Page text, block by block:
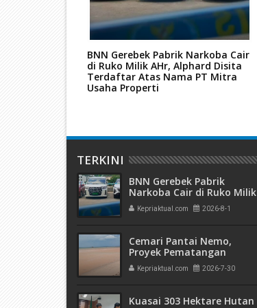
BNN Gerebek Pabrik Narkoba Cair
di Ruko Milik AHr, Alphard Disita
Terdaftar Atas Nama PT Mitra
Usaha Properti
TERKINI
BNN Gerebek Pabrik
Narkoba Cair di Ruko Milik
AHr, Alphard Disita
Terdaftar Atas Nama PT
Kepriaktual.com 2026-8-1
Cemari Pantai Nemo,
Proyek Pematangan
Lahan Teluk Mata Ikan
Diduga Tidak Kantongi
Kepriaktual.com 2026-7-30
Kuasai 303 Hektare Hutan